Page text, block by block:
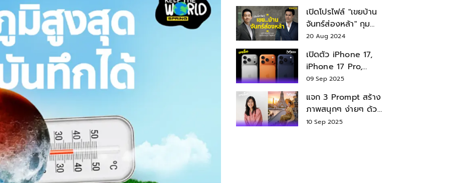
เปิดโปรไฟล์ "เขยบ้าน
จันทร์ส่องหล้า" กุม
บังเหียนธุรกิจตระกูล
"ชินวัตร"
20 Aug 2024
เปิดตัว iPhone 17,
iPhone 17 Pro,
iPhone 17 Air สเปค
09 Sep 2025
แจก 3 Prompt สร้าง
ภาพสนุกๆ ง่ายๆ ด้วย
Nano Banana ใน
10 Sep 2025